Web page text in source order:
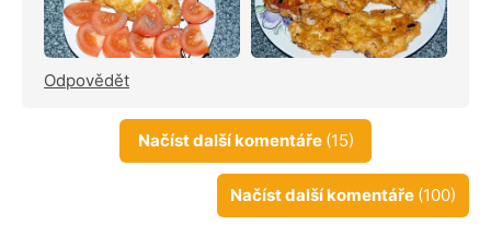
Odpovědět
Načíst další komentáře (15)
Načíst další komentáře (100)